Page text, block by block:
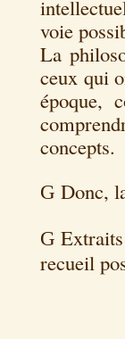
voie
La
ceux qui
époque,
concepts.
G Donc,
G
recueil